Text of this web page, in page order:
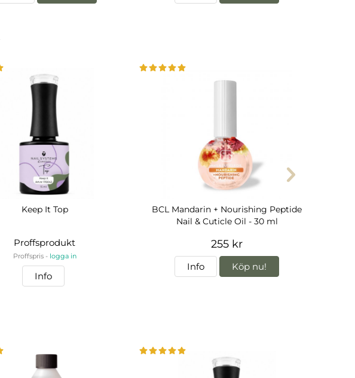
Keep It Top
Proffsprodukt
Proffspris - logga in
Info
BCL Mandarin + Nourishing Peptide
Nail & Cuticle Oil - 30 ml
255 kr
Info Köp nu!